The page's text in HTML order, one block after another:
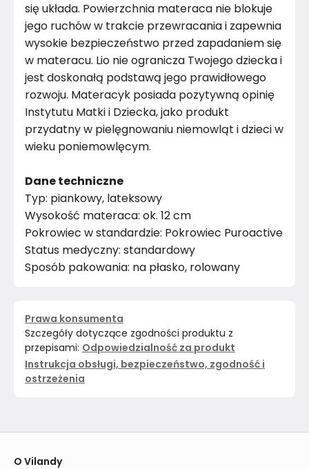
się układa. Powierzchnia materaca nie blokuje
jego ruchów w trakcie przewracania i zapewnia
wysokie bezpieczeństwo przed zapadaniem się
w materacu. Lio nie ogranicza Twojego dziecka i
jest doskonałą podstawą jego prawidłowego
rozwoju. Materacyk posiada pozytywną opinię
Instytutu Matki i Dziecka, jako produkt
przydatny w pielęgnowaniu niemowląt i dzieci w
wieku poniemowlęcym.
Dane techniczne
Typ: piankowy, lateksowy
Wysokość materaca: ok. 12 cm
Pokrowiec w standardzie: Pokrowiec Puroactive
Status medyczny: standardowy
Sposób pakowania: na płasko, rolowany
Prawa konsumenta
Szczegóły dotyczące zgodności produktu z
przepisami: Odpowiedzialność za produkt
Instrukcja obsługi, bezpieczeństwo, zgodność i
ostrzeżenia
O Vilandy